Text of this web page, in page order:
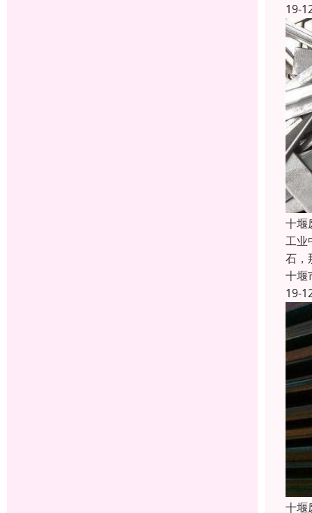
19-
十堰
工业
石，
十堰
19-
十堰